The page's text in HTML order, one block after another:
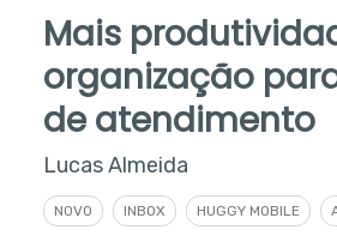
Mais
organização
de atendimento
Lucas Almeida
NOVO INBOX HUGGY MOBILE